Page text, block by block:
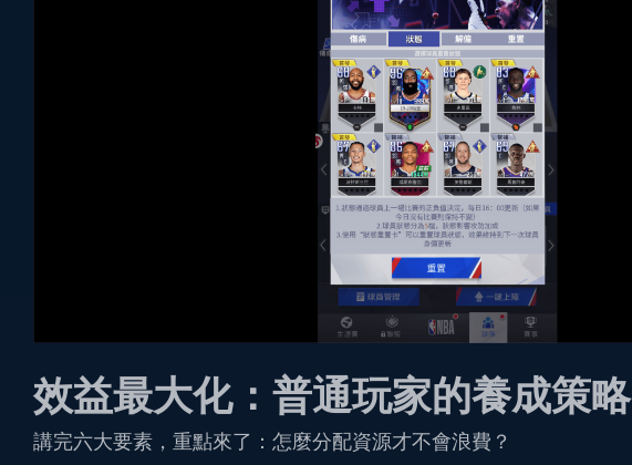
效益最大化：普通玩家的養成策略
講完六大要素，重點來了：怎麼分配資源才不會浪費？